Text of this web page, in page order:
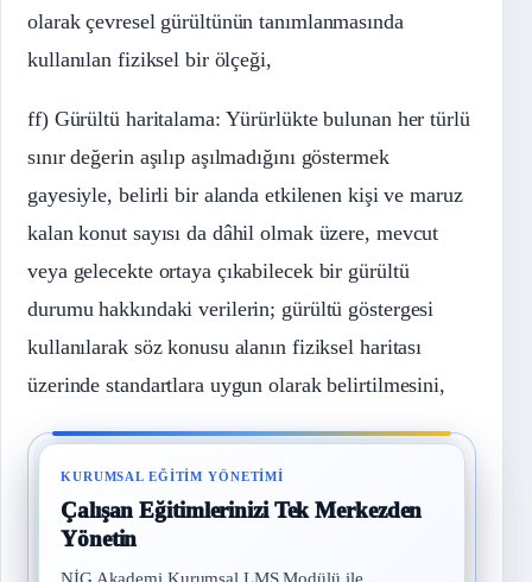
olarak çevresel gürültünün tanımlanmasında
kullanılan fiziksel bir ölçeği,
ff) Gürültü haritalama: Yürürlükte bulunan her türlü
sınır değerin aşılıp aşılmadığını göstermek
gayesiyle, belirli bir alanda etkilenen kişi ve maruz
kalan konut sayısı da dâhil olmak üzere, mevcut
veya gelecekte ortaya çıkabilecek bir gürültü
durumu hakkındaki verilerin; gürültü göstergesi
kullanılarak söz konusu alanın fiziksel haritası
üzerinde standartlara uygun olarak belirtilmesini,
KURUMSAL EĞITIM YÖNETIMI
Çalışan Eğitimlerinizi Tek Merkezden
Yönetin